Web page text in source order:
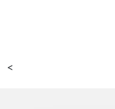
<